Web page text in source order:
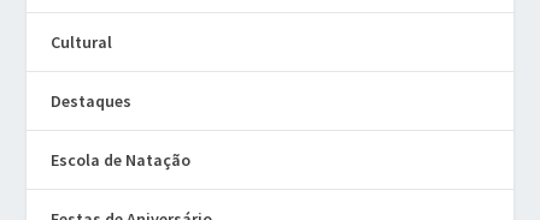
Cultural
Destaques
Escola de Natação